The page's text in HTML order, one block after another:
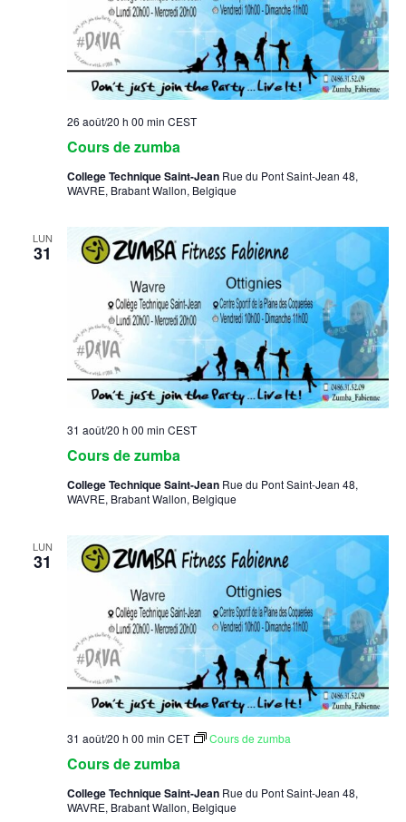
Cours de zumba
26 août/20 h 00 min CEST
College Technique Saint-Jean Rue du Pont Saint-Jean 48,
WAVRE, Brabant Wallon, Belgique
LUN
31
Cours de zumba
31 août/20 h 00 min CEST
College Technique Saint-Jean Rue du Pont Saint-Jean 48,
WAVRE, Brabant Wallon, Belgique
LUN
31
Cours de zumba
31 août/20 h 00 min CET Cours de zumba
College Technique Saint-Jean Rue du Pont Saint-Jean 48,
WAVRE, Brabant Wallon, Belgique